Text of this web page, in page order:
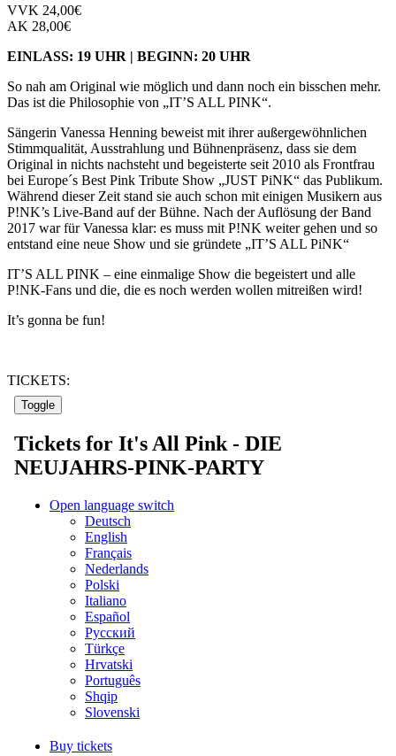
VVK 24,00€
AK 28,00€
EINLASS: 19 UHR | BEGINN: 20 UHR
So nah am Original wie möglich und dann noch ein bisschen mehr.
Das ist die Philosophie von „IT’S ALL PINK“.
Sängerin Vanessa Henning beweist mit ihrer außergewöhnlichen
Stimmqualität, Ausstrahlung und Bühnenpräsenz, dass sie dem
Original in nichts nachsteht und begeisterte seit 2010 als Frontfrau
bei Europe´s Best Pink Tribute Show „JUST PiNK“ das Publikum.
Während dieser Zeit stand sie auch schon mit einigen Musikern aus
P!NK’s Live-Band auf der Bühne. Nach der Auflösung der Band
2017 war für Vanessa klar: es muss mit P!NK weiter gehen und so
entstand eine neue Show und sie gründete „IT’S ALL PiNK“
IT’S ALL PINK – eine einmalige Show die begeistert und alle
P!NK-Fans und die, die es noch werden wollen mitreißen wird!​
It’s gonna be fun!
TICKETS: